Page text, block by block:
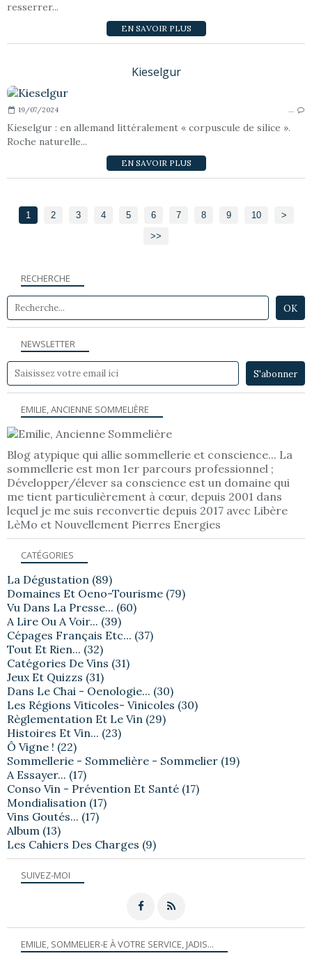
resserrer...
EN SAVOIR PLUS
Kieselgur
19/07/2024 …
Kieselgur : en allemand littéralement « corpuscule de silice ».
Roche naturelle...
EN SAVOIR PLUS
1 2 3 4 5 6 7 8 9 10 20
30
40
50
60
>
>>
NEWSLETTER
SUIVEZ-MOI
RECHERCHE
EMILIE, ANCIENNE SOMMELIÈRE
Blog atypique qui allie sommellerie et conscience... La
sommellerie est mon 1er parcours professionnel ;
Développer/élever sa conscience est un domaine qui
me tient particulièrement à cœur, depuis 2001 dans
lequel je me suis reconvertie depuis 2017 avec Libère
LèMo et Nouvellement Pierres Energies
CATÉGORIES
La Dégustation (89)
Domaines Et Oeno-Tourisme (79)
Vu Dans La Presse... (60)
A Lire Ou A Voir... (39)
Cépages Français Etc... (37)
Tout Et Rien... (32)
Catégories De Vins (31)
Jeux Et Quizzs (31)
Dans Le Chai - Oenologie... (30)
Les Régions Viticoles- Vinicoles (30)
Règlementation Et Le Vin (29)
Histoires Et Vin... (23)
Ô Vigne ! (22)
Sommellerie - Sommelière - Sommelier (19)
A Essayer... (17)
Conso Vin - Prévention Et Santé (17)
Mondialisation (17)
Vins Goutés... (17)
Album (13)
Les Cahiers Des Charges (9)
EMILIE, SOMMELIER-E À VOTRE SERVICE, JADIS...